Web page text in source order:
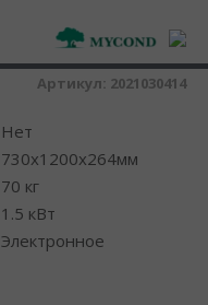
Артикул: 2021030414
Нет
730x1200x264мм
70 кг
1.5 кВт
Электронное